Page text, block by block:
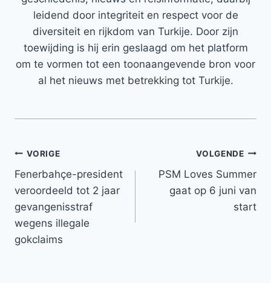
leidend door integriteit en respect voor de
diversiteit en rijkdom van Turkije. Door zijn
toewijding is hij erin geslaagd om het platform
om te vormen tot een toonaangevende bron voor
al het nieuws met betrekking tot Turkije.
Bericht
navigatie
VORIGE
Fenerbahçe-president
veroordeeld tot 2 jaar
gevangenisstraf
wegens illegale
gokclaims
VOLGENDE
PSM Loves Summer
gaat op 6 juni van
start